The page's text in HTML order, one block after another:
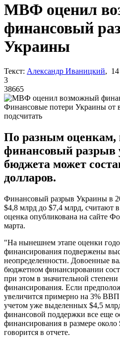
МВФ оценил
финансовый
Украины
Текст: Александр Иваницкий, 14
3
38665
Финансовые потери Украины от
подсчитать
По разным
финансовый разрыв
бюджета может
долларов.
Финансовый разрыв Украины в
$4,8 млрд до $7,4 млрд,
оценка опубликована на сайте
марта.
"На нынешнем этапе оценки
финансирования подвержены
неопределенности. Довоенные
бюджетном финансировании
при этом в значительной
финансирования. Если
увеличится примерно на 3%
учетом уже выделенных $4,5
финансовой поддержки все еще
финансирования в размере
говорится в отчете.